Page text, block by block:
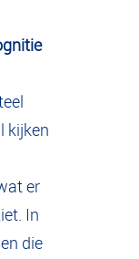
kijken
er
In
die